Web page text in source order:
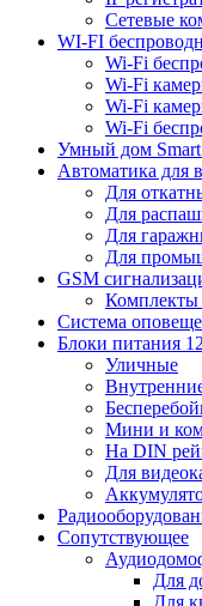
Сетевые
WI-FI
Wi-Fi
Wi-Fi
Wi-Fi
Wi-Fi
Умный дом
Автоматика для
Для
Для
Для
Для
GSM
Комплекты
Cистема
Блоки питания
Уличные
Мини и
На DIN
Для
Сопутствующее
Для
Для